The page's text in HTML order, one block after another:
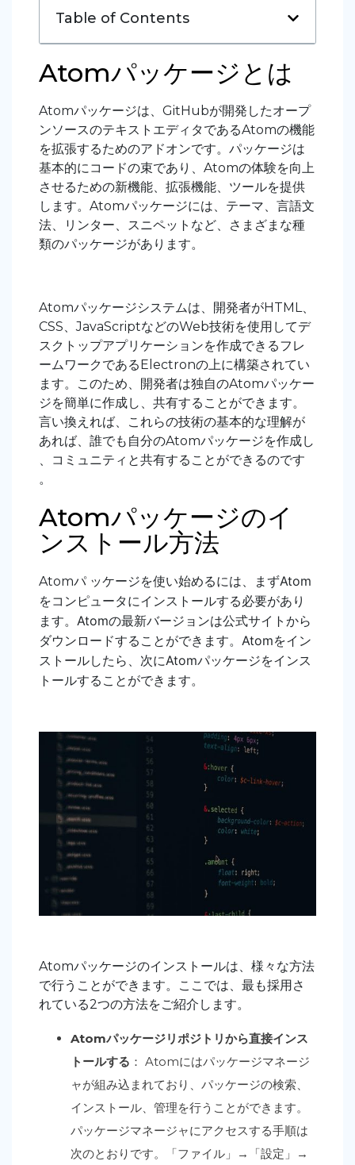
Table of Contents
Atomパッケージとは
Atomパッケージは、GitHubが開発したオープ
ンソースのテキストエディタであるAtomの機能
を拡張するためのアドオンです。パッケージは
基本的にコードの束であり、Atomの体験を向上
させるための新機能、拡張機能、ツールを提供
します。Atomパッケージには、テーマ、言語文
法、リンター、スニペットなど、さまざまな種
類のパッケージがあります。
Atomパッケージシステムは、開発者がHTML、
CSS、JavaScriptなどのWeb技術を使用してデ
スクトップアプリケーションを作成できるフレ
ームワークであるElectronの上に構築されてい
ます。このため、開発者は独自のAtomパッケー
ジを簡単に作成し、共有することができます。
言い換えれば、これらの技術の基本的な理解が
あれば、誰でも自分のAtomパッケージを作成し
、コミュニティと共有することができるのです
。
Atomパッケージのイ
ンストール方法
Atomパ ッケージを使い始めるには、まずAtom
をコンピュータにインストールする必要があり
ます。Atomの最新バージョンは公式サイトから
ダウンロードすることができます。Atomをイン
ストールしたら、次にAtomパッケージをインス
トールすることができます。
Atomパッケージのインストールは、様々な方法
で行うことができます。ここでは、最も採用さ
れている2つの方法をご紹介します。
Atomパッケージリポジトリから直接インス
トールする ： Atomにはパッケージマネージ
ャが組み込まれており、パッケージの検索、
インストール、管理を行うことができます。
パッケージマネージャにアクセスする手順は
次のとおりです。「ファイル」→「設定」→